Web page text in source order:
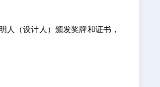
（设计人）颁发奖牌和证书，